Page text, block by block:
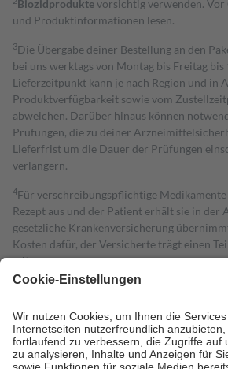
Biozidproduktevorsichtig verwenden.
und Produktinformationen lesen.
3Die Übergabe deiner Bestellung an den
bei uns werktags von Montag bis Freitag bis
Lieferzeitpunkt kann je nach Region und in
Produktverfügbarkeit sowie vom
abweichen. Darüber hinaus können
Prüfungen, die zu deiner
Lieferfrist um die Dauer der Prüfungen
verlängern.
4Für verschreibungspflichtige
Rezept aus und der Patient erhält sie in der
gesetzliche Krankenversicherung
Kosten dafür, der Versicherte trägt einen
mit.
Grundsätzlich leisten Mitglieder
höchstens zehn Euro.
Es sind jedoch nie
Kosten der Leistung zu entrichten.
Diese Regeln gelten grundsätzlich auch für
Bei Heilmitteln und häuslicher